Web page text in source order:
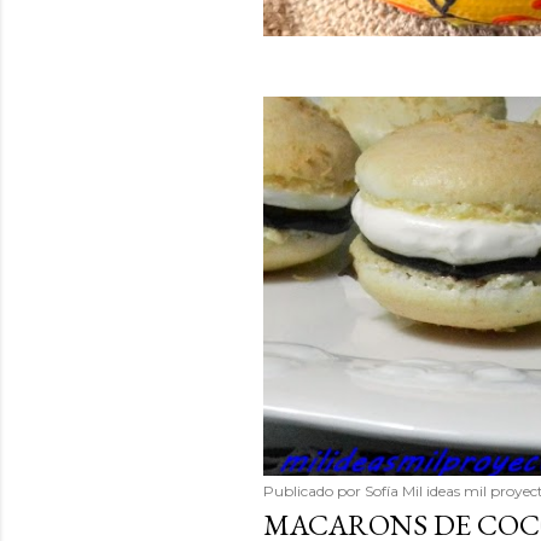
Publicado por Sofía Mil ideas mil
MACARONS DE